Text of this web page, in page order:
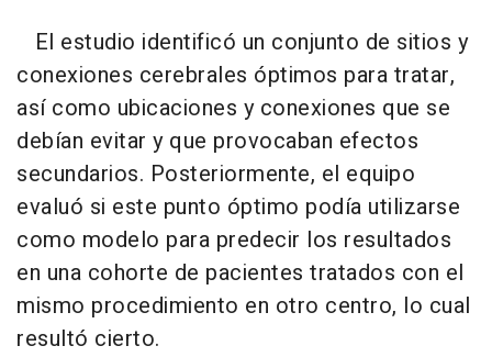
El estudio identificó un conjunto de sitios y
conexiones cerebrales óptimos para tratar,
así como ubicaciones y conexiones que se
debían evitar y que provocaban efectos
secundarios. Posteriormente, el equipo
evaluó si este punto óptimo podía utilizarse
como modelo para predecir los resultados
en una cohorte de pacientes tratados con el
mismo procedimiento en otro centro, lo cual
resultó cierto.